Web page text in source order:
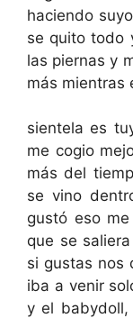
haciendo
se quito todo
las piernas y
más mientras
sientela es
me cogio
más del
se vino
gustó eso
que se
si gustas nos
iba a venir
y el